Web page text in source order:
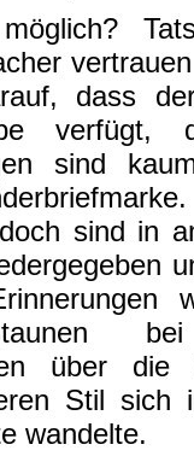
dass
verfügt,
sind
sind in
bei
über die
Stil sich
wandelte.